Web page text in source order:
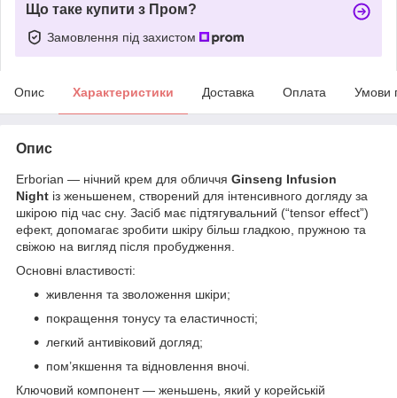
Що таке купити з Пром?
Замовлення під захистом
Опис Характеристики Доставка Оплата Умови
Опис
Erborian — нічний крем для обличчя Ginseng Infusion
Night із женьшенем, створений для інтенсивного догляду за
шкірою під час сну. Засіб має підтягувальний (“tensor effect”)
ефект, допомагає зробити шкіру більш гладкою, пружною та
свіжою на вигляд після пробудження.
Основні властивості:
живлення та зволоження шкіри;
покращення тонусу та еластичності;
легкий антивіковий догляд;
пом’якшення та відновлення вночі.
Ключовий компонент — женьшень, який у корейській